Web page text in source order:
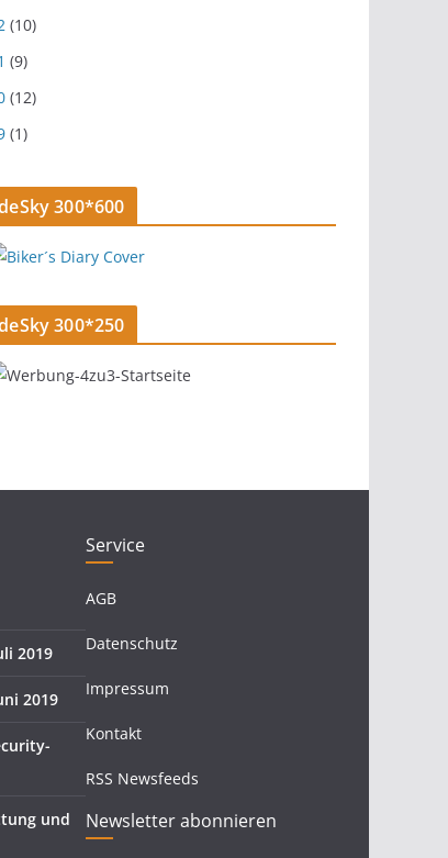
(10)
(9)
(12)
(1)
300*600
300*250
2019
2019
und
Service
AGB
Datenschutz
Impressum
Kontakt
RSS Newsfeeds
Newsletter abonnieren